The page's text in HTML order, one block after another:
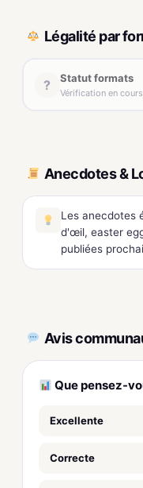
Légalité par
? Statut formats
Vérification en cours
Anecdotes &
Les anecdotes
d'œil, easter
publiées
Avis
Que pensez-
Excellente
Correcte